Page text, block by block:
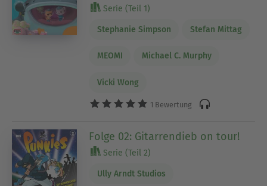
Serie (Teil 1)
Stephanie Simpson Stefan Mittag
MEOMI Michael C. Murphy
Vicki Wong
1 Bewertung
Folge 02: Gitarrendieb on tour!
Serie (Teil 2)
Ully Arndt Studios